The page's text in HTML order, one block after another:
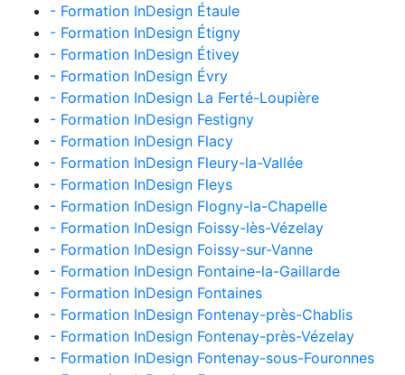
- Formation InDesign Étaule
- Formation InDesign Étigny
- Formation InDesign Étivey
- Formation InDesign Évry
- Formation InDesign La Ferté-Loupière
- Formation InDesign Festigny
- Formation InDesign Flacy
- Formation InDesign Fleury-la-Vallée
- Formation InDesign Fleys
- Formation InDesign Flogny-la-Chapelle
- Formation InDesign Foissy-lès-Vézelay
- Formation InDesign Foissy-sur-Vanne
- Formation InDesign Fontaine-la-Gaillarde
- Formation InDesign Fontaines
- Formation InDesign Fontenay-près-Chablis
- Formation InDesign Fontenay-près-Vézelay
- Formation InDesign Fontenay-sous-Fouronnes